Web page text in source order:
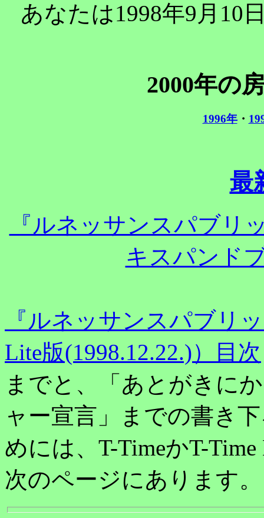
あなたは1998年9月10
2000年の
1996年・
最
『ルネッサンスパブリ
キスパンド
『ルネッサンスパブリ
Lite版(1998.12.22.)）目次
までと、「あとがきに
ャー宣言」までの書き
めには、T-TimeかT-
次のページにあります。